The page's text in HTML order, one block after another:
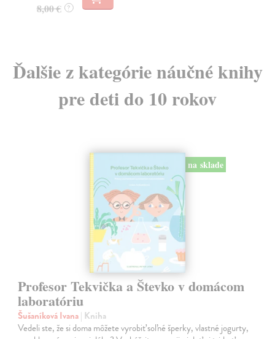
8,00 € ?
Ďalšie z kategórie náučné knihy
pre deti do 10 rokov
na sklade
Profesor Tekvička a Števko v domácom
laboratóriu
Šušaníková Ivana| Kniha
Vedeli ste, že si doma môžete vyrobiť soľné šperky, vlastné jogurty,